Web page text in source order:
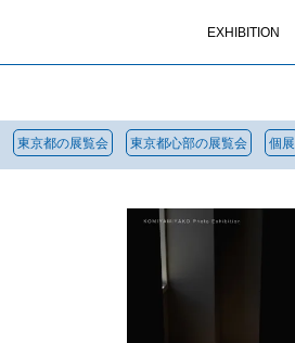
EXHIBITION
東京都の展覧会 東京都心部の展覧会 個展